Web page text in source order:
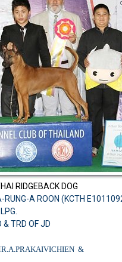
RIDGEBACK DOG
RUNG-A ROON (KCTH
& TRD OF JD
&